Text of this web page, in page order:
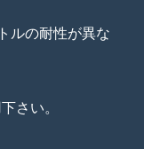
ルの耐性が異な
さい。